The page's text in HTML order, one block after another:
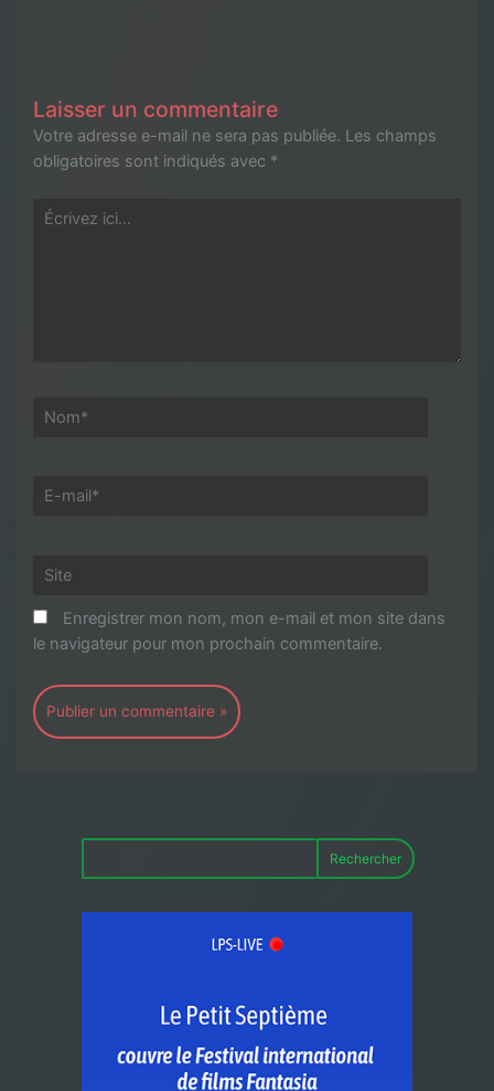
Laisser un commentaire
Votre adresse e-mail ne sera pas publiée. Les champs
obligatoires sont indiqués avec *
Écrivez
Nom*
E-
Site
Enregistrer mon nom, mon e-mail et mon site dans
le navigateur pour mon prochain commentaire.
Rechercher